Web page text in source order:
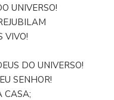
UNIVERSO!
VIVO!
DO UNIVERSO!
SENHOR!
CASA;